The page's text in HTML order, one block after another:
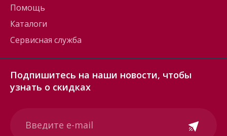
Помощь
Каталоги
Сервисная служба
Подпишитесь на наши новости, чтобы
узнать о скидках